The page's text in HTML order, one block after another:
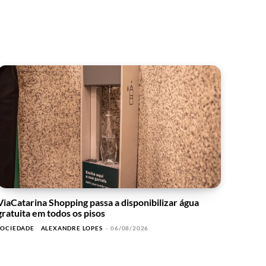
Shopping passa a disponibilizar água
em todos os pisos
ALEXANDRE LOPES - 06/08/2026